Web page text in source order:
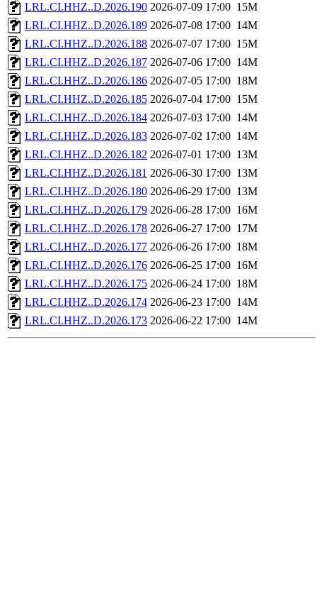
LRL.CI.HHZ..D.2026.190 2026-07-09 17:00 15M
LRL.CI.HHZ..D.2026.189 2026-07-08 17:00 14M
LRL.CI.HHZ..D.2026.188 2026-07-07 17:00 15M
LRL.CI.HHZ..D.2026.187 2026-07-06 17:00 14M
LRL.CI.HHZ..D.2026.186 2026-07-05 17:00 18M
LRL.CI.HHZ..D.2026.185 2026-07-04 17:00 15M
LRL.CI.HHZ..D.2026.184 2026-07-03 17:00 14M
LRL.CI.HHZ..D.2026.183 2026-07-02 17:00 14M
LRL.CI.HHZ..D.2026.182 2026-07-01 17:00 13M
LRL.CI.HHZ..D.2026.181 2026-06-30 17:00 13M
LRL.CI.HHZ..D.2026.180 2026-06-29 17:00 13M
LRL.CI.HHZ..D.2026.179 2026-06-28 17:00 16M
LRL.CI.HHZ..D.2026.178 2026-06-27 17:00 17M
LRL.CI.HHZ..D.2026.177 2026-06-26 17:00 18M
LRL.CI.HHZ..D.2026.176 2026-06-25 17:00 16M
LRL.CI.HHZ..D.2026.175 2026-06-24 17:00 18M
LRL.CI.HHZ..D.2026.174 2026-06-23 17:00 14M
LRL.CI.HHZ..D.2026.173 2026-06-22 17:00 14M